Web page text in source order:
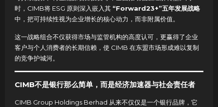
时，CIMB将 ESG 原则深入嵌入其 “Forward23+”五年发展战略
中，把可持续性视为企业增长的核心动力，而非附属价值。
这一战略组合不仅获得市场与监管机构的高度认可，更赢得了企业
客户与个人消费者的长期信赖，使 CIMB 在东盟市场形成难以复制
的竞争护城河。
CIMB不是银行那么简单，而是经济加速器与社会责任者
CIMB Group Holdings Berhad 从来不仅仅是一个银行品牌，它